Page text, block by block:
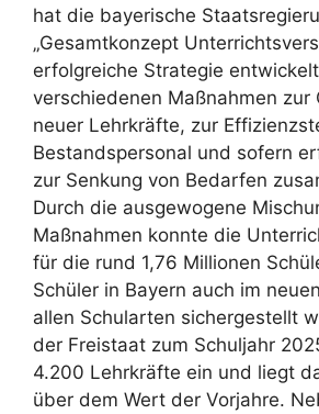
hat die bayerische
„Gesamtkonzept
erfolgreiche Strategie
verschiedenen Maßnahmen zur
neuer Lehrkräfte, zur
Bestandspersonal und sofern
zur Senkung von Bedarfen
Durch die ausgewogene
Maßnahmen konnte die
für die rund 1,76 Millionen
Schüler in Bayern auch im
allen Schularten sichergestellt
der Freistaat zum Schuljahr
4.200 Lehrkräfte ein und liegt
über dem Wert der Vorjahre.